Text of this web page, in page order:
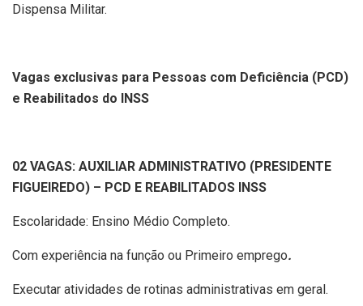
Dispensa Militar.
Vagas exclusivas para Pessoas com Deficiência (PCD)
e Reabilitados do INSS
02 VAGAS: AUXILIAR ADMINISTRATIVO (PRESIDENTE
FIGUEIREDO) – PCD E REABILITADOS INSS
Escolaridade: Ensino Médio Completo.
Com experiência na função ou Primeiro emprego.
Executar atividades de rotinas administrativas em geral.